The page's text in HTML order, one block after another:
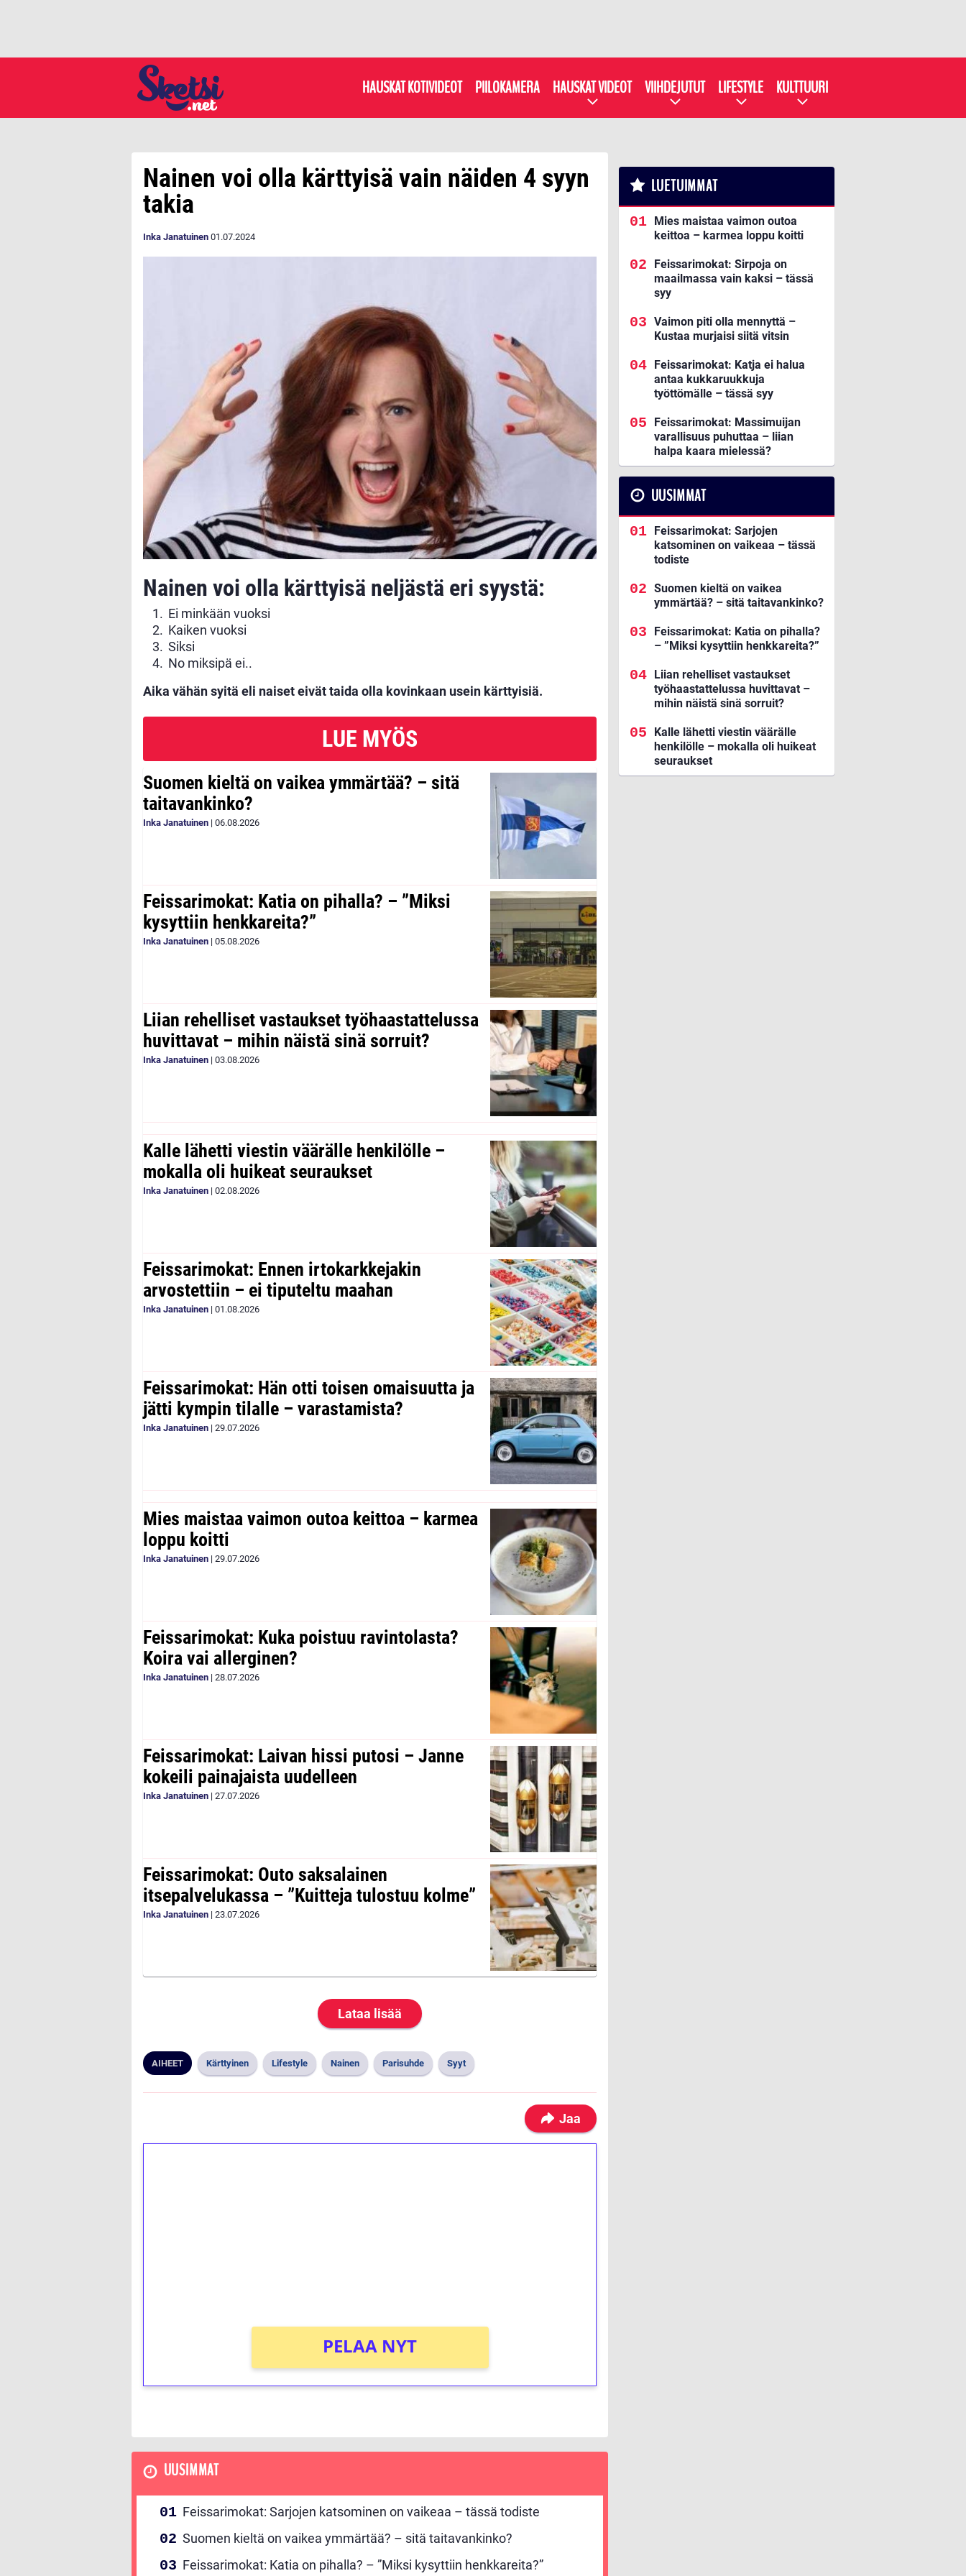
HAUSKAT KOTIVIDEOT PIILOKAMERA HAUSKAT VIDEOT VIIHDEJUTUT LIFESTYLE KULTTUURI
Nainen voi olla kärttyisä vain näiden 4 syyn
takia
Inka Janatuinen 01.07.2024
Nainen voi olla kärttyisä neljästä eri syystä:
Ei minkään vuoksi
Kaiken vuoksi
Siksi
No miksipä ei..
Aika vähän syitä eli naiset eivät taida olla kovinkaan usein kärttyisiä.
LUE MYÖS
Suomen kieltä on vaikea ymmärtää? – sitä
taitavankinko?
Inka Janatuinen | 06.08.2026
Feissarimokat: Katia on pihalla? – ”Miksi
kysyttiin henkkareita?”
Inka Janatuinen | 05.08.2026
Liian rehelliset vastaukset työhaastattelussa
huvittavat – mihin näistä sinä sorruit?
Inka Janatuinen | 03.08.2026
Kalle lähetti viestin väärälle henkilölle –
mokalla oli huikeat seuraukset
Inka Janatuinen | 02.08.2026
Feissarimokat: Ennen irtokarkkejakin
arvostettiin – ei tiputeltu maahan
Inka Janatuinen | 01.08.2026
Feissarimokat: Hän otti toisen omaisuutta ja
jätti kympin tilalle – varastamista?
Inka Janatuinen | 29.07.2026
Mies maistaa vaimon outoa keittoa – karmea
loppu koitti
Inka Janatuinen | 29.07.2026
Feissarimokat: Kuka poistuu ravintolasta?
Koira vai allerginen?
Inka Janatuinen | 28.07.2026
Feissarimokat: Laivan hissi putosi – Janne
kokeili painajaista uudelleen
Inka Janatuinen | 27.07.2026
Feissarimokat: Outo saksalainen
itsepalvelukassa – ”Kuitteja tulostuu kolme”
Inka Janatuinen | 23.07.2026
Lataa lisää
AIHEET Kärttyinen Lifestyle Nainen Parisuhde Syyt
Jaa
PELAA NYT
UUSIMMAT
Feissarimokat: Sarjojen katsominen on vaikeaa – tässä todiste
Suomen kieltä on vaikea ymmärtää? – sitä taitavankinko?
Feissarimokat: Katia on pihalla? – ”Miksi kysyttiin henkkareita?”
LUETUIMMAT
Mies maistaa vaimon outoa
keittoa – karmea loppu koitti
Feissarimokat: Sirpoja on
maailmassa vain kaksi – tässä
syy
Vaimon piti olla mennyttä –
Kustaa murjaisi siitä vitsin
Feissarimokat: Katja ei halua
antaa kukkaruukkuja
työttömälle – tässä syy
Feissarimokat: Massimuijan
varallisuus puhuttaa – liian
halpa kaara mielessä?
UUSIMMAT
Feissarimokat: Sarjojen
katsominen on vaikeaa – tässä
todiste
Suomen kieltä on vaikea
ymmärtää? – sitä taitavankinko?
Feissarimokat: Katia on pihalla?
– ”Miksi kysyttiin henkkareita?”
Liian rehelliset vastaukset
työhaastattelussa huvittavat –
mihin näistä sinä sorruit?
Kalle lähetti viestin väärälle
henkilölle – mokalla oli huikeat
seuraukset